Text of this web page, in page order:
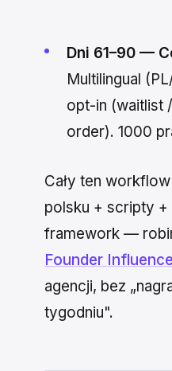
Dni 61–90 —
Multilingual
opt-in (waitlist
order). 1000
Cały ten
polsku + scripty +
framework —
Founder
agencji, bez
tygodniu".